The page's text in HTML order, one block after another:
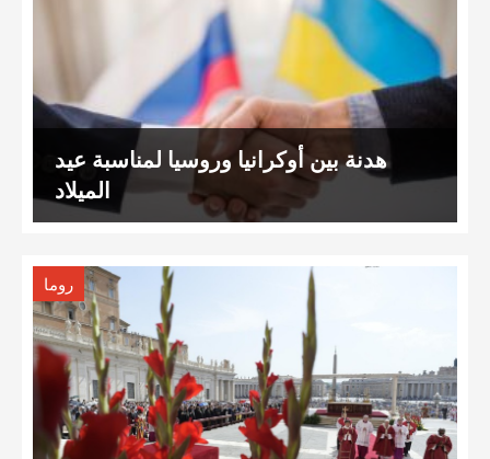
هدنة بين أوكرانيا وروسيا لمناسبة عيد
الميلاد
روما